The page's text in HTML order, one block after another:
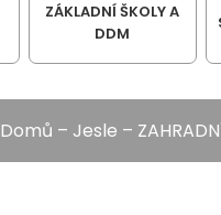
ZÁKLADNÍ ŠKOLY A
DDM
Domů – Jesle –